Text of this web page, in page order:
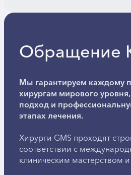
Обращение
Мы гарантируем каждому
хирургам мирового
подход и
этапах лечения.
Хирурги GMS проходят
соответствии с
клиническим мастерством